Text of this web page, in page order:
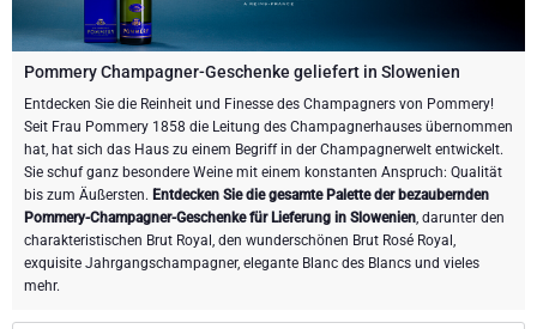
Exklusive Champagner-Geschenke
Schicken Sie eine Flasche Champagner
Merk
Dom Perignon Champagner
Moet & Chandon Champagner
Pommery Champagner
Weingeschenke
Schicken Sie eine Flasche Wein
Sekt Geschenke
Geschenke mit Schokolade und Wein
ANDERE GETRÄNKE
Schicken Sie eine Flasche Champagner
Sekt Geschenke
Bier Geschenke
Alkoholfreie Geschenke
SCHOKOLADE
Schokoladen Geschenke
Schokolade und Champagner Geschenke
Geschenke mit Schokolade und Wein
GOURMET GESCHENKE
Gourmet Geschenke
LIFESTYLE
Lifestyle GeschenkeMARKEN
Pommery Champagner-Geschenke geliefert in Slowenien
Entdecken Sie die Reinheit und Finesse des Champagners von Pommery!
Seit Frau Pommery 1858 die Leitung des Champagnerhauses übernommen
hat, hat sich das Haus zu einem Begriff in der Champagnerwelt entwickelt.
Sie schuf ganz besondere Weine mit einem konstanten Anspruch: Qualität
bis zum Äußersten. Entdecken Sie die gesamte Palette der bezaubernden
Pommery-Champagner-Geschenke für Lieferung in Slowenien , darunter den
charakteristischen Brut Royal, den wunderschönen Brut Rosé Royal,
exquisite Jahrgangschampagner, elegante Blanc des Blancs und vieles
mehr.